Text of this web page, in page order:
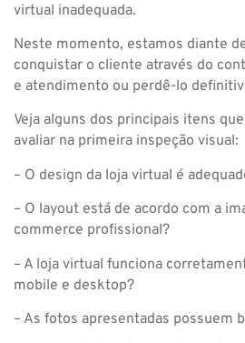
virtual inadequada.
Neste momento, estamos diante
conquistar o cliente através do
e atendimento ou perdê-lo
Veja alguns dos principais itens
avaliar na primeira inspeção visual:
– O design da loja virtual é
– O layout está de acordo com a
commerce profissional?
– A loja virtual funciona
mobile e desktop?
– As fotos apresentadas possuem